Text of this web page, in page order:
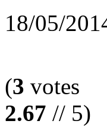
18/05/
(3 votes
2.67 // 5)